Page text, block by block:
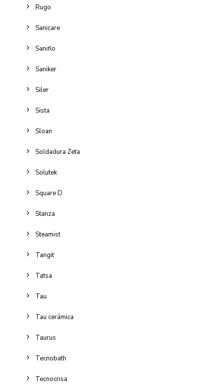
Rugo
Sanicare
Saniflo
Saniker
Siler
Sista
Sloan
Soldadura Zeta
Solutek
Square D
Stanza
Steamist
Tangit
Tatsa
Tau
Tau cerámica
Taurus
Tecnobath
Tecnocrisa